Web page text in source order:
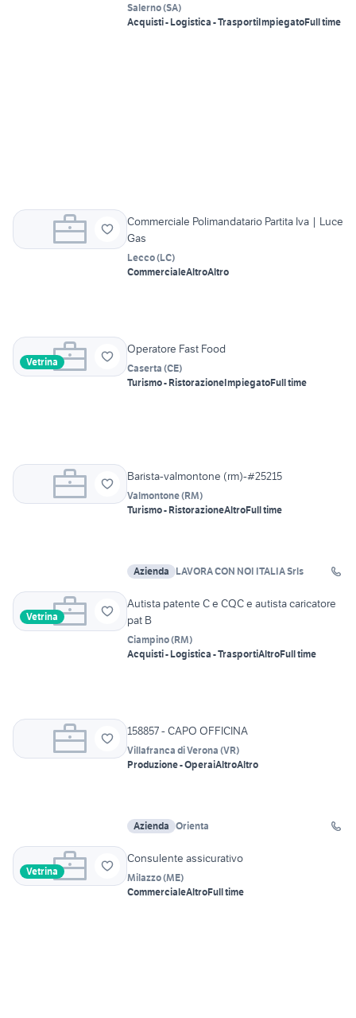
Salerno(SA)
Acquisti - Logistica - TrasportiImpiegatoFull time
Commerciale Polimandatario Partita Iva | Luce
Gas
Lecco(LC)
CommercialeAltroAltro
Vetrina
Operatore Fast Food
Caserta (CE)
Turismo - RistorazioneImpiegatoFull time
Barista-valmontone (rm)-#25215
Valmontone(RM)
Turismo - RistorazioneAltroFull time
Azienda LAVORA CON NOI ITALIA Srls
Vetrina
Autista patente C e CQC e autista caricatore
pat B
Ciampino(RM)
Acquisti - Logistica - TrasportiAltroFull time
158857 - CAPO OFFICINA
Villafranca di Verona (VR)
Produzione - OperaiAltroAltro
Azienda Orienta
Vetrina
Consulente assicurativo
Milazzo(ME)
CommercialeAltroFull time